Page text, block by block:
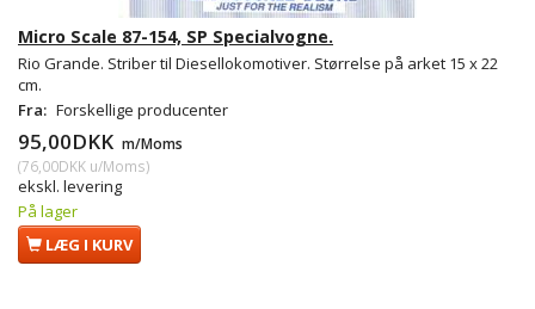
Micro Scale 87-154, SP Specialvogne.
Rio Grande. Striber til Diesellokomotiver. Størrelse på arket 15 x 22
cm.
Fra: Forskellige producenter
95,00DKK m/Moms
(76,00DKK u/Moms)
ekskl. levering
På lager
LÆG I KURV